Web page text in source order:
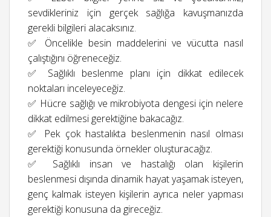
sevdikleriniz için gerçek sağlığa kavuşmanızda
gerekli bilgileri alacaksınız.
✅ Öncelikle besin maddelerini ve vücutta nasıl
çalıştığını öğreneceğiz.
✅ Sağlıklı beslenme planı için dikkat edilecek
noktaları inceleyeceğiz.
✅ Hücre sağlığı ve mikrobiyota dengesi için nelere
dikkat edilmesi gerektiğine bakacağız.
✅ Pek çok hastalıkta beslenmenin nasıl olması
gerektiği konusunda örnekler oluşturacağız.
✅ Sağlıklı insan ve hastalığı olan kişilerin
beslenmesi dışında dinamik hayat yaşamak isteyen,
genç kalmak isteyen kişilerin ayrıca neler yapması
gerektiği konusuna da gireceğiz.